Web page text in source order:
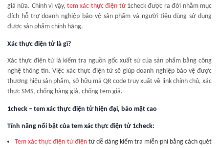
giả nữa. Chính vì vậy, tem xác thực điện tử1check được ra đời nhằm mục
đích hỗ trợ doanh nghiệp bảo vệ sản phẩm và người tiêu dùng sử dụng
được sản phẩm chính hãng.
Xác thực điện tử là gì?
Xác thực điện tử là kiểm tra nguồn gốc xuất sứ của sản phẩm bằng công
nghệ thông tin. Việc xác thực điện tử sẽ giúp doanh nghiệp bảo vệ được
thương hiệu sản phẩm, sở hữu mã QR code truy xuất về link chính chủ, xác
thực SMS, chống hàng giả, chống tem giả.
1check – tem xác thực điện tử hiện đại, bảo mật cao
Tính năng nổi bật của tem xác thực điện tử 1check:
Tem xác thực điện tử điện tử dễ dàng kiểm tra miễn phí bằng cách quét